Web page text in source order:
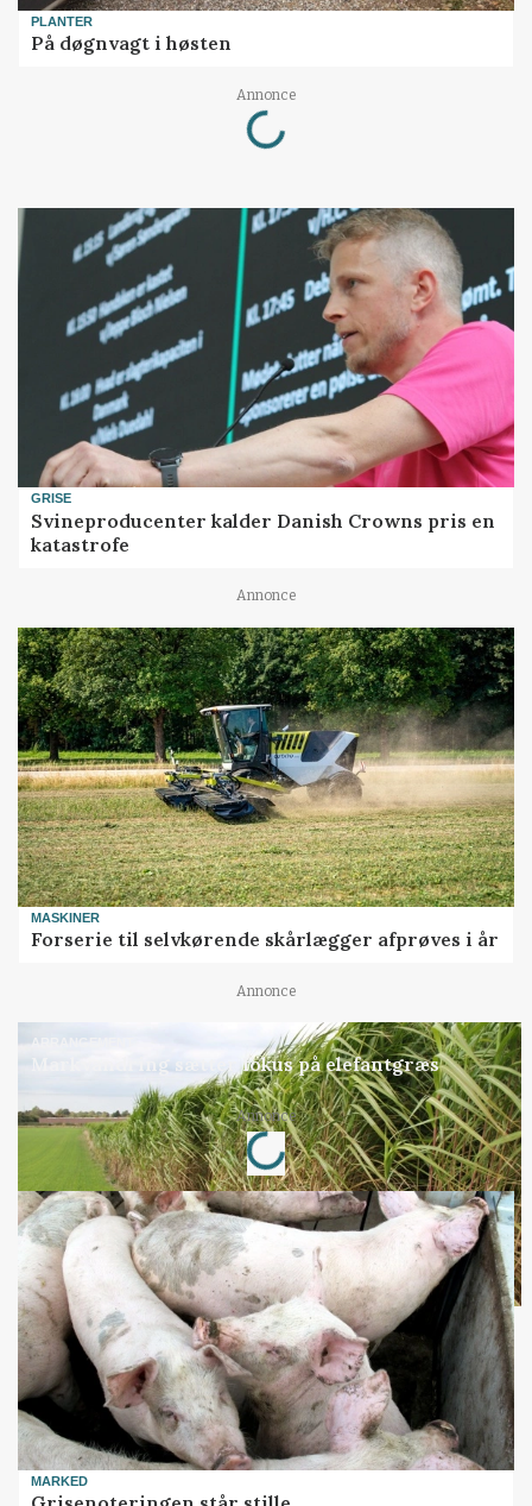
PLANTER
På døgnvagt i høsten
Annonce
Loading...
GRISE
Svineproducenter kalder Danish Crowns pris en
katastrofe
Annonce
MASKINER
Forserie til selvkørende skårlægger afprøves i år
Annonce
ARRANGEMENT
Markvandring sætter fokus på elefantgræs
Annonce
Loading...
MARKED